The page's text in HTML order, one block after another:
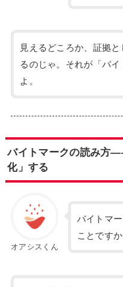
見えるどころか、証拠
るのじゃ。それが「バイ
よ。
バイトマークの読み方
化」する
オアシスくん
バイトマ
ことですか